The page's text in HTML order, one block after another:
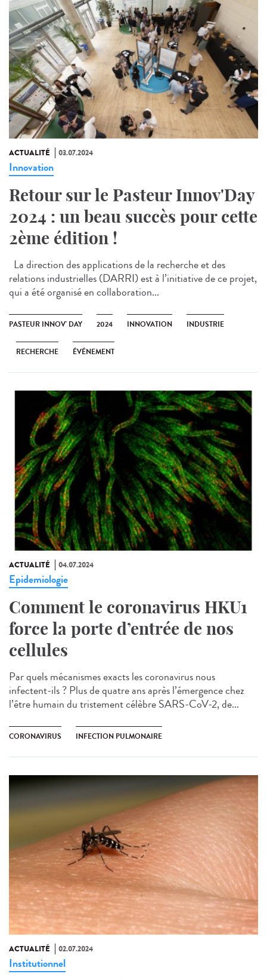
ACTUALITÉ 03.07.2024
Innovation
Retour sur le Pasteur Innov'Day
2024 : un beau succès pour cette
2ème édition !
La direction des applications de la recherche et des
relations industrielles (DARRI) est à l’initiative de ce projet,
qui a été organisé en collaboration...
PASTEUR INNOV' DAY 2024 INNOVATION INDUSTRIE
RECHERCHE ÉVÉNEMENT
ACTUALITÉ 04.07.2024
Epidemiologie
Comment le coronavirus HKU1
force la porte d’entrée de nos
cellules
Par quels mécanismes exacts les coronavirus nous
infectent-ils ? Plus de quatre ans après l’émergence chez
l’être humain du tristement célèbre SARS-CoV-2, de...
CORONAVIRUS INFECTION PULMONAIRE
ACTUALITÉ 02.07.2024
Institutionnel